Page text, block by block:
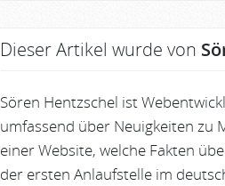
Dieser Artikel wurde von
Sören Hentzschel ist
umfassend über Neuigkeiten zu
einer Website, welche Fakten
der ersten Anlaufstelle im